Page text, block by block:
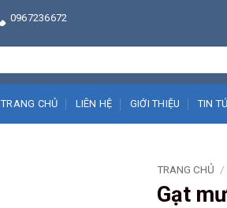
0967236672
TRANG CHỦ LIÊN HỆ GIỚI THIỆU TIN
TRANG CHỦ /
Gạt